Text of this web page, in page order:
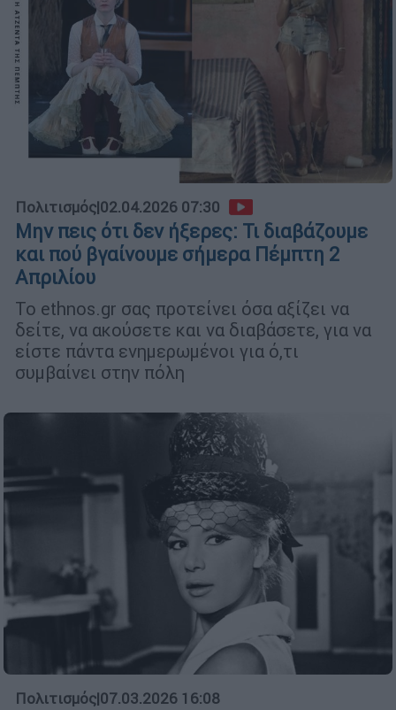
Πολιτισμός|02.04.2026 07:30
Μην πεις ότι δεν ήξερες: Τι διαβάζουμε
και πού βγαίνουμε σήμερα Πέμπτη 2
Απριλίου
Το ethnos.gr σας προτείνει όσα αξίζει να
δείτε, να ακούσετε και να διαβάσετε, για να
είστε πάντα ενημερωμένοι για ό,τι
συμβαίνει στην πόλη
Πολιτισμός|07.03.2026 16:08